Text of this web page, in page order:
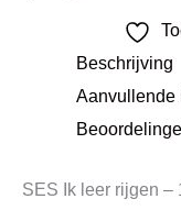
Beschrijving
Aanvullende
SES Ik leer rijgen –